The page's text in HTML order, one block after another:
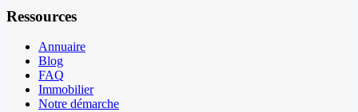
Ressources
Annuaire
Blog
FAQ
Immobilier
Notre démarche